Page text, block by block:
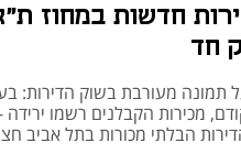
במכירת דירות חדשות במחוז
חד
תמונה מעורבת בשוק הדירות:
מכירות הקבלנים רשמו ירידה
הבלתי מכורות בתל אביב